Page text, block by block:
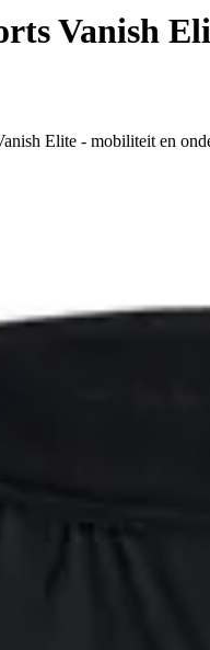
Vanish
Elite - mobiliteit en